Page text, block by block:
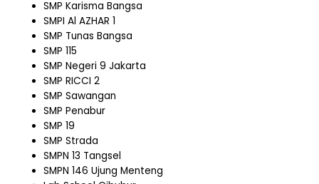
SMP Karisma Bangsa
SMPI Al AZHAR 1
SMP Tunas Bangsa
SMP 115
SMP Negeri 9 Jakarta
SMP RICCI 2
SMP Sawangan
SMP Penabur
SMP 19
SMP Strada
SMPN 13 Tangsel
SMPN 146 Ujung Menteng